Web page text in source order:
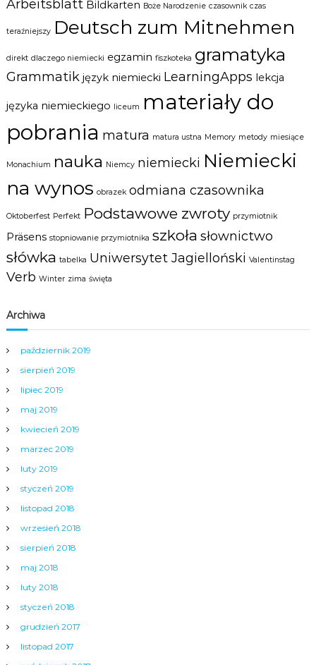
Arbeitsblatt Bildkarten Boże Narodzenie czasownik czas
teraźniejszy Deutsch zum Mitnehmen
direkt dlaczego niemiecki egzamin fiszkoteka gramatyka
Grammatik język niemiecki LearningApps lekcja
języka niemieckiego liceum
materiały do
pobrania matura matura ustna Memory metody miesiące
Monachium nauka Niemcy niemiecki Niemiecki
na wynos obrazek odmiana czasownika
Oktoberfest Perfekt Podstawowe zwroty przymiotnik
Präsens stopniowanie przymiotnika szkoła słownictwo
słówka tabelka Uniwersytet Jagielloński Valentinstag
Verb Winter zima święta
Archiwa
październik 2019
sierpień 2019
lipiec 2019
maj 2019
kwiecień 2019
marzec 2019
luty 2019
styczeń 2019
listopad 2018
wrzesień 2018
sierpień 2018
maj 2018
luty 2018
styczeń 2018
grudzień 2017
listopad 2017